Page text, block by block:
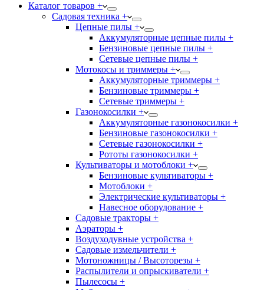
Каталог товаров +
Садовая техника +
Цепные пилы +
Аккумуляторные цепные пилы +
Бензиновые цепные пилы +
Сетевые цепные пилы +
Мотокосы и триммеры +
Аккумуляторные триммеры +
Бензиновые триммеры +
Сетевые триммеры +
Газонокосилки +
Аккумуляторные газонокосилки +
Бензиновые газонокосилки +
Сетевые газонокосилки +
Рототы газонокосилки +
Культиваторы и мотоблоки +
Бензиновые культиваторы +
Мотоблоки +
Электрические культиваторы +
Навесное оборудование +
Садовые тракторы +
Аэраторы +
Воздуходувные устройства +
Садовые измельчители +
Мотоножницы / Высоторезы +
Распылители и опрыскиватели +
Пылесосы +